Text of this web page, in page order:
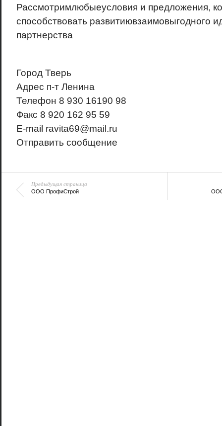
Рассмотримлюбыеусловия и предложения,
способствовать развитиювзаимовыгодного
партнерства
ГородТверь
Адрес п-т Ленина
Телефон 8 930 16190 98
Факс 8 920 162 95 59
E-mail ravita69@mail.ru
Отправить сообщение
Предыдущая страница
ООО ПрофиСтрой ООО